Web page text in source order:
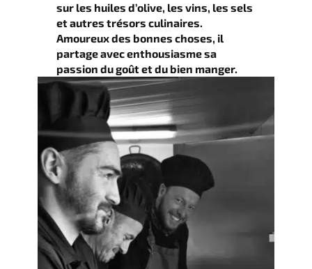
sur les huiles d’olive, les vins, les sels
et autres trésors culinaires.
Amoureux des bonnes choses, il
partage avec enthousiasme sa
passion du goût et du bien manger.